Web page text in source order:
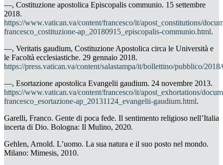
—, Costituzione apostolica Episcopalis communio. 15 settembre
2018.
https://www.vatican.va/content/francesco/it/apost_constitutions/
francesco_costituzione-ap_20180915_episcopalis-communio.html.
—, Veritatis gaudium, Costituzione Apostolica circa le Università e
le Facoltà ecclesiastiche. 29 gennaio 2018.
https://press.vatican.va/content/salastampa/it/bollettino/pubblico/
—, Esortazione apostolica Evangelii gaudium. 24 novembre 2013.
https://www.vatican.va/content/francesco/it/apost_exhortations/
francesco_esortazione-ap_20131124_evangelii-gaudium.html.
Garelli, Franco. Gente di poca fede. Il sentimento religioso nell’Italia
incerta di Dio. Bologna: Il Mulino, 2020.
Gehlen, Arnold. L’uomo. La sua natura e il suo posto nel mondo.
Milano: Mimesis, 2010.